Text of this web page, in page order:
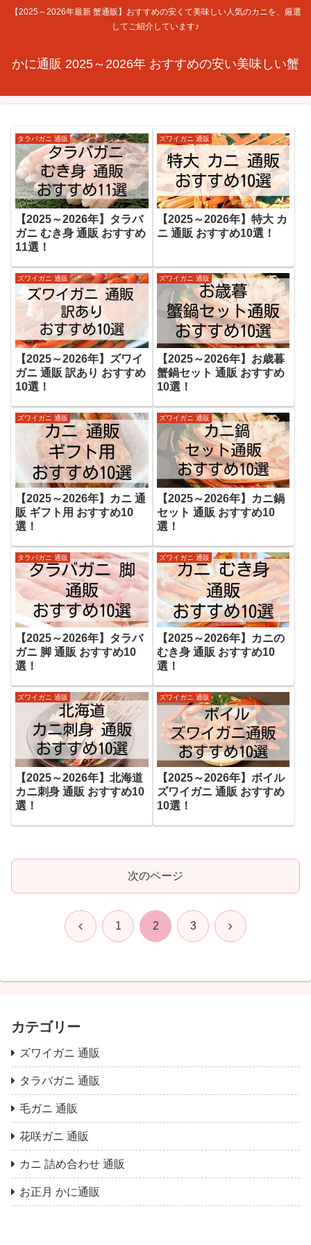
【2025～2026年最新 蟹通販】おすすめの安くて美味しい人気のカニを、厳選
してご紹介しています♪
かに通販 2025～2026年 おすすめの安い美味しい蟹
タラバガニ 通販
【2025～2026年】タラバ
ガニ むき身 通販 おすすめ
11選！
ズワイガニ 通販
【2025～2026年】特大 カ
ニ 通販 おすすめ10選！
ズワイガニ 通販
【2025～2026年】ズワイ
ガニ 通販 訳あり おすすめ
10選！
ズワイガニ 通販
【2025～2026年】お歳暮
蟹鍋セット 通販 おすすめ
10選！
ズワイガニ 通販
【2025～2026年】カニ 通
販 ギフト用 おすすめ10
選！
ズワイガニ 通販
【2025～2026年】カニ鍋
セット 通販 おすすめ10
選！
タラバガニ 通販
【2025～2026年】タラバ
ガニ 脚 通販 おすすめ10
選！
ズワイガニ 通販
【2025～2026年】カニの
むき身 通販 おすすめ10
選！
ズワイガニ 通販
【2025～2026年】北海道
カニ刺身 通販 おすすめ10
選！
ズワイガニ 通販
【2025～2026年】ボイル
ズワイガニ 通販 おすすめ
10選！
次のページ
前 1 2 3 次
カテゴリー
ズワイガニ 通販
タラバガニ 通販
毛ガニ 通販
花咲ガニ 通販
カニ 詰め合わせ 通販
お正月 かに通販